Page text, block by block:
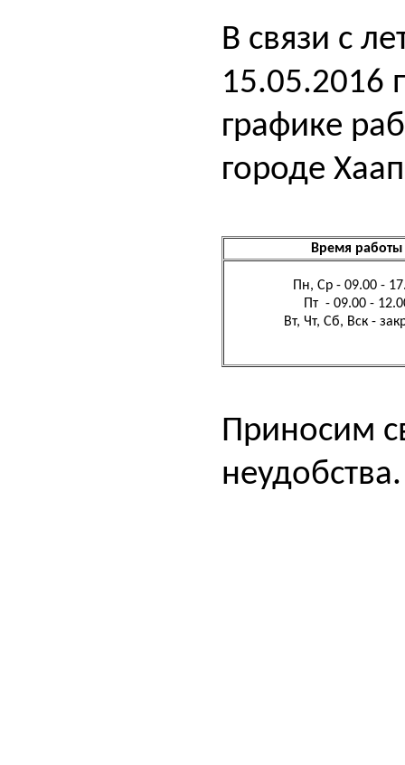
В cвязи с
15.05.2016
графике
городе
Время работы
Пн, Ср - 09.00 -
Пт - 09.00 -
Вт, Чт, Сб, Вск -
Приносим